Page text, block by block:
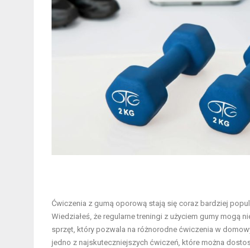
Ćwiczenia z gumą oporową stają się coraz bardziej
Wiedziałeś, że regularne treningi z użyciem gumy mogą
sprzęt, który pozwala na różnorodne ćwiczenia w
jedno z najskuteczniejszych ćwiczeń, które można